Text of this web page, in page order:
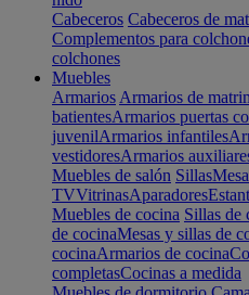
Cabeceros Cabeceros de
Complementos para
colchones
Muebles
Armarios Armarios de
batientesArmarios puertas
juvenilArmarios infantiles
vestidoresArmarios
Muebles de salón Sillas
TVVitrinasAparadores
Muebles de cocina Sillas de
de cocinaMesas y sillas de
cocinaArmarios de cocina
completasCocinas a medida